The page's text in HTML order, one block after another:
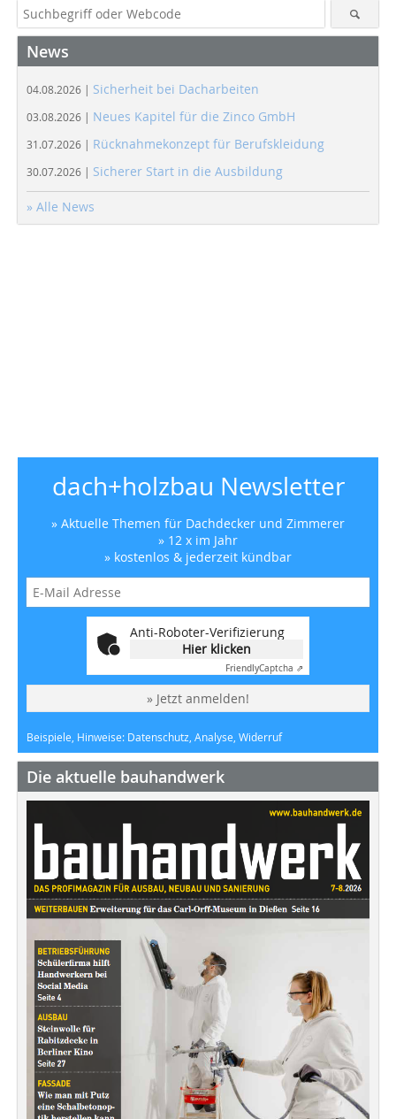
News
04.08.2026 | Sicherheit bei Dacharbeiten
03.08.2026 | Neues Kapitel für die Zinco GmbH
31.07.2026 | Rücknahmekonzept für Berufskleidung
30.07.2026 | Sicherer Start in die Ausbildung
» Alle News
dach+holzbau Newsletter
» Aktuelle Themen für Dachdecker und Zimmerer
» 12 x im Jahr
» kostenlos & jederzeit kündbar
Anti-Roboter-Verifizierung
Hier klicken
FriendlyCaptcha ⇗
» Jetzt anmelden!
Beispiele, Hinweise: Datenschutz, Analyse, Widerruf
Die aktuelle bauhandwerk